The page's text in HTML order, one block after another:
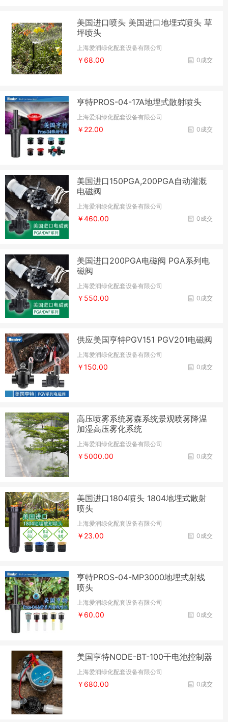
美国进口喷头 美国进口地埋式喷头 草
坪喷头
上海爱润绿化配套设备有限公司
0成交
￥68.00
亨特PROS-04-17A地埋式散射喷头
上海爱润绿化配套设备有限公司
0成交
￥22.00
美国进口150PGA,200PGA自动灌溉
电磁阀
上海爱润绿化配套设备有限公司
0成交
￥460.00
美国进口200PGA电磁阀 PGA系列电
磁阀
上海爱润绿化配套设备有限公司
0成交
￥550.00
供应美国亨特PGV151 PGV201电磁阀
上海爱润绿化配套设备有限公司
0成交
￥150.00
高压喷雾系统雾森系统景观喷雾降温
加湿高压雾化系统
上海爱润绿化配套设备有限公司
0成交
￥5000.00
美国进口1804喷头 1804地埋式散射
喷头
上海爱润绿化配套设备有限公司
0成交
￥23.00
亨特PROS-04-MP3000地埋式射线
喷头
上海爱润绿化配套设备有限公司
0成交
￥60.00
美国亨特NODE-BT-100干电池控制器
上海爱润绿化配套设备有限公司
0成交
￥680.00